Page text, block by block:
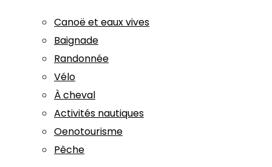
Canoë et eaux vives
Baignade
Randonnée
Vélo
À cheval
Activités nautiques
Oenotourisme
Pêche